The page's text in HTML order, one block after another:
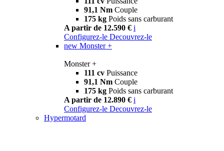
91,1 Nm Couple
175 kg Poids sans carburant
A partir de 12.590 € i
Configurez-le Decouvrez-le
new Monster +
Monster +
111 cv Puissance
91,1 Nm Couple
175 kg Poids sans carburant
A partir de 12.890 € i
Configurez-le Decouvrez-le
Hypermotard